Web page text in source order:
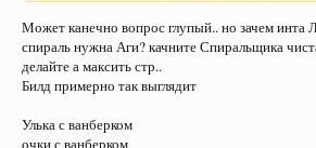
Скилл билд:
http://web.hc.keio.ac.jp/~fk061999/himeyasha/skill3/
10IKrBHXbsdxsSbneAcL
так как на этом серве есть слот очки, то уши
Может канечно вопрос глупый.. но зачем инта
спираль нужна Аги? качните Спиральщика
делайте а максить стр..
Билд примерно так выглядит
Улька с ванберком
очки с ванберком